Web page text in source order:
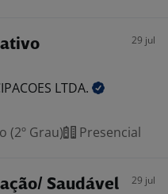
29 jul
LTDA.
(2º Grau) Presencial
Saudável 29 jul